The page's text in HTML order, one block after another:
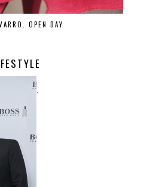
OPEN DAY